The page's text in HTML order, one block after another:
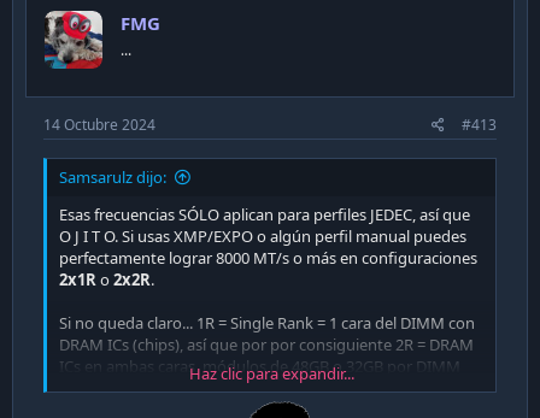
FMG
...
14 Octubre 2024 #413
Samsarulz dijo:
Esas frecuencias SÓLO aplican para perfiles JEDEC, así que
O J I T O. Si usas XMP/EXPO o algún perfil manual puedes
perfectamente lograr 8000 MT/s o más en configuraciones
2x1R o2x2R.
Si no queda claro... 1R = Single Rank = 1 cara del DIMM con
DRAM ICs (chips), así que por por consiguiente 2R = DRAM
ICs en ambas caras, módulos de 48GB o 32GB por DIMM
(ejemplo)
Haz clic para expandir...